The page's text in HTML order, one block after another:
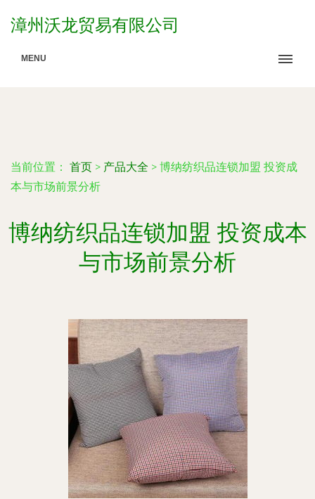
漳州沃龙贸易有限公司
MENU
当前位置： 首页 > 产品大全 > 博纳纺织品连锁加盟 投资成
本与市场前景分析
博纳纺织品连锁加盟 投资成本
与市场前景分析